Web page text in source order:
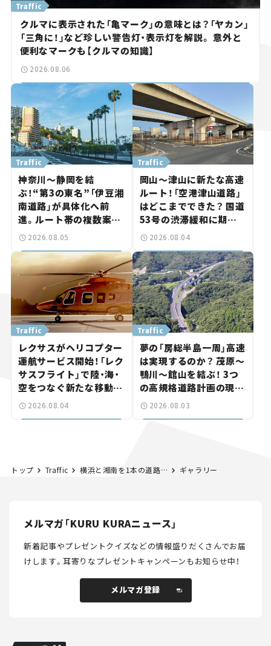
クルマに表示された「亀マーク」の意味とは？「ヤカン」
「三角に！」など珍しい警告灯・表示灯を解説。 意外と
便利なマークも【クルマの知識】
Traffic
2026.08.06
神奈川～静岡を結
ぶ！“第3の東名”「伊豆湘
南道路」が具体化へ前
進。ルート帯の複数案検
討へ。熱海まで信号ゼロ
道路計画】
Traffic
2026.08.05
岡山～津山に新たな高速
ルート！「空港津山道路」
はどこまでできた？ 国道
53号の渋滞緩和に期待。
岡山市側でも動きが【い
Traffic
2026.08.04
レクサスがヘリコプター
運航サービス開始！「レク
サスフライト」で陸・海・
空をつなぐ新たな移動体
験とは
Traffic
2026.08.04
夢の「房総半島一周」高速
は実現するのか？ 茂原～
鴨川～館山を結ぶ！ 3つ
の高規格道路計画の現
状。「館山鴨川道路」で検
Traffic
2026.08.03
トップ Traffic 横浜と湘南を1本の道路で結ぶ「横浜藤沢線」、半世紀経っても全線開通しないのはなぜ？ 【いま気になる道路計画】 ギャラリー
メルマガ「KURU KURAニュース」
新着記事やプレゼントクイズなどの情報盛りだくさんでお届
けします。耳寄りなプレゼントキャンペーンもお知らせ中！
メルマガ登録